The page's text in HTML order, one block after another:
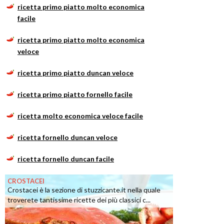
ricetta primo piatto molto economica
facile
ricetta primo piatto molto economica
veloce
ricetta primo piatto duncan veloce
ricetta primo piatto fornello facile
ricetta molto economica veloce facile
ricetta fornello duncan veloce
ricetta fornello duncan facile
CROSTACEI
Crostacei è la sezione di stuzzicante.it nella quale
troverete tantissime ricette dei più classici c...